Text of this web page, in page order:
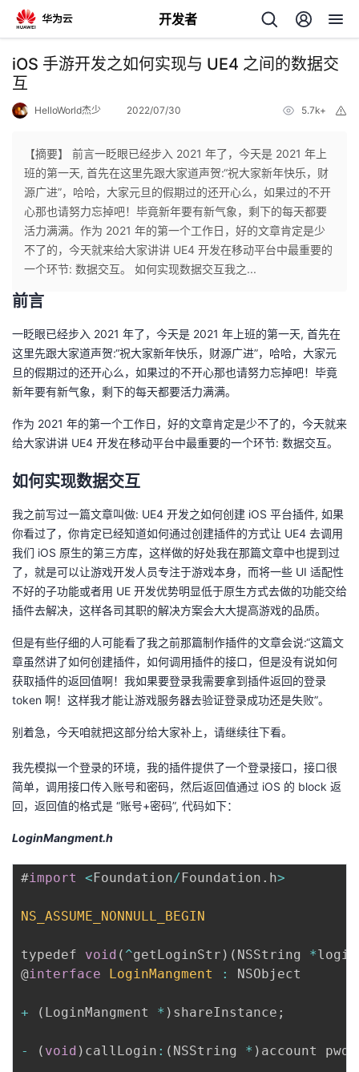
开发者
返
回
个
人
主
页
我
的
开
发
者
我
客
论
坛
的
圈
子
我
的
直
播
我
的
活
动
我
的
关
注
我
的
开
发
者
的
课
程
我
的
认
我
的
我
我
的
Programs
我
的
支
技
术
支
的
云
声
iOS 手游开发之如何实现与 UE4 之间的数据交
互
HelloWorld杰少 2022/07/30 5.7k+
【摘要】 前言一眨眼已经步入 2021 年了，今天是 2021 年上
班的第一天, 首先在这里先跟大家道声贺:“祝大家新年快乐，财
源广进”，哈哈，大家元旦的假期过的还开心么，如果过的不开
心那也请努力忘掉吧！毕竟新年要有新气象，剩下的每天都要
活力满满。作为 2021 年的第一个工作日，好的文章肯定是少
不了的，今天就来给大家讲讲 UE4 开发在移动平台中最重要的
一个环节: 数据交互。 如何实现数据交互我之...
前言
一眨眼已经步入 2021 年了，今天是 2021 年上班的第一天, 首先在
这里先跟大家道声贺:“祝大家新年快乐，财源广进”，哈哈，大家元
旦的假期过的还开心么，如果过的不开心那也请努力忘掉吧！毕竟
新年要有新气象，剩下的每天都要活力满满。
作为 2021 年的第一个工作日，好的文章肯定是少不了的，今天就来
给大家讲讲 UE4 开发在移动平台中最重要的一个环节: 数据交互。
如何实现数据交互
我之前写过一篇文章叫做: UE4 开发之如何创建 iOS 平台插件, 如果
你看过了，你肯定已经知道如何通过创建插件的方式让 UE4 去调用
我们 iOS 原生的第三方库，这样做的好处我在那篇文章中也提到过
了，就是可以让游戏开发人员专注于游戏本身，而将一些 UI 适配性
不好的子功能或者用 UE 开发优势明显低于原生方式去做的功能交给
插件去解决，这样各司其职的解决方案会大大提高游戏的品质。
但是有些仔细的人可能看了我之前那篇制作插件的文章会说:“这篇文
章虽然讲了如何创建插件，如何调用插件的接口，但是没有说如何
获取插件的返回值啊！我如果要登录我需要拿到插件返回的登录
token 啊！这样我才能让游戏服务器去验证登录成功还是失败”。
别着急，今天咱就把这部分给大家补上，请继续往下看。
我先模拟一个登录的环境，我的插件提供了一个登录接口，接口很
简单，调用接口传入账号和密码，然后返回值通过 iOS 的 block 返
回，返回值的格式是 “账号+密码”, 代码如下：
LoginMangment.h
#import <Foundation/Foundation . h>
NS_ASSUME_NONNULL_BEGIN
typedef void ( ^getLoginStr ) ( NSString *
@interface LoginMangment : NSObject
+ ( LoginMangment * ) shareInstance ;
- ( void ) callLogin : ( NSString * ) account pwd